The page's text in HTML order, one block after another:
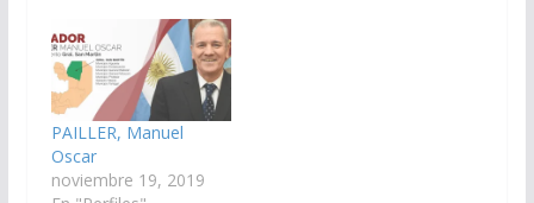
PAILLER, Manuel
Oscar
noviembre 19, 2019